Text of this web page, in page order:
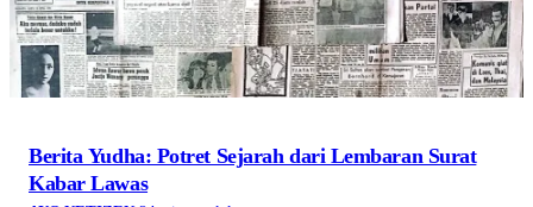
Berita Yudha: Potret Sejarah dari Lembaran Surat
Kabar Lawas